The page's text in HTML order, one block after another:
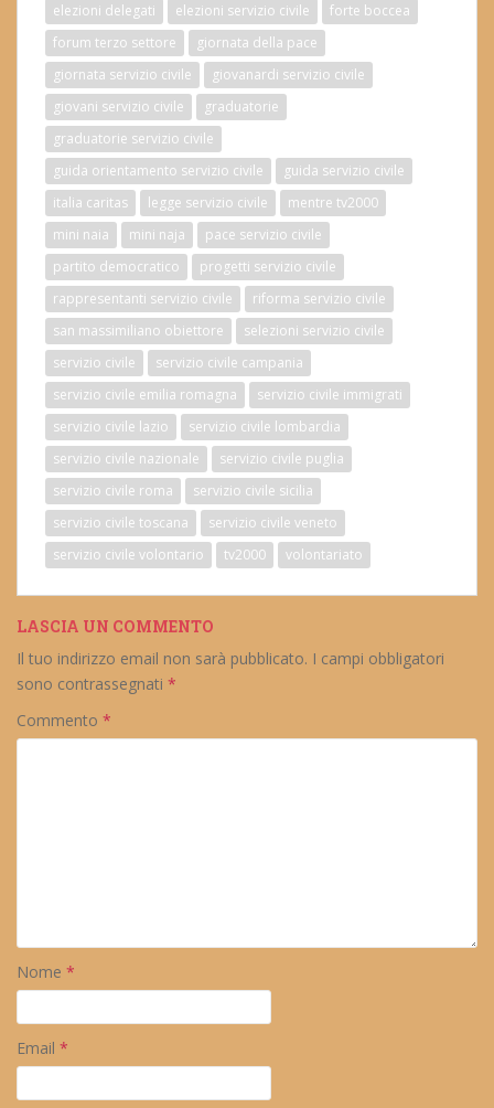
elezioni delegati
elezioni servizio civile
forte boccea
forum terzo settore
giornata della pace
giornata servizio civile
giovanardi servizio civile
giovani servizio civile
graduatorie
graduatorie servizio civile
guida orientamento servizio civile
guida servizio civile
italia caritas
legge servizio civile
mentre tv2000
mini naia
mini naja
pace servizio civile
partito democratico
progetti servizio civile
rappresentanti servizio civile
riforma servizio civile
san massimiliano obiettore
selezioni servizio civile
servizio civile
servizio civile campania
servizio civile emilia romagna
servizio civile immigrati
servizio civile lazio
servizio civile lombardia
servizio civile nazionale
servizio civile puglia
servizio civile roma
servizio civile sicilia
servizio civile toscana
servizio civile veneto
servizio civile volontario
tv2000 volontariato
LASCIA UN COMMENTO
Il tuo indirizzo email non sarà pubblicato. I campi obbligatori
sono contrassegnati *
Commento *
Nome *
Email *